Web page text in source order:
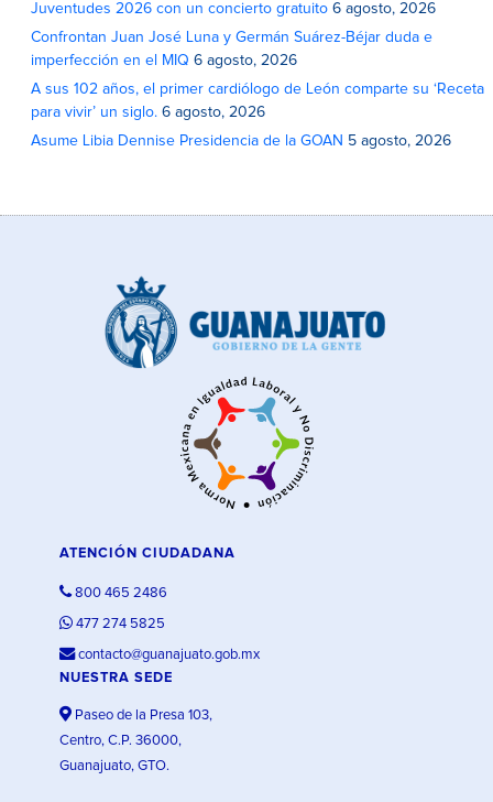
Juventudes 2026 con un concierto gratuito 6 agosto, 2026
Confrontan Juan José Luna y Germán Suárez-Béjar duda e
imperfección en el MIQ 6 agosto, 2026
A sus 102 años, el primer cardiólogo de León comparte su ‘Receta
para vivir’ un siglo. 6 agosto, 2026
Asume Libia Dennise Presidencia de la GOAN 5 agosto, 2026
ATENCIÓN CIUDADANA
800 465 2486
477 274 5825
contacto@guanajuato.gob.mx
NUESTRA SEDE
Paseo de la Presa 103,
Centro, C.P. 36000,
Guanajuato, GTO.